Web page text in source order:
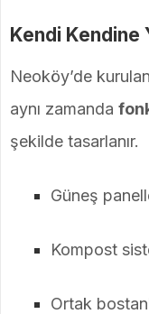
Kendi Kendine
Neoköy’de
aynı zamanda
şekilde tasarlanır.
Güneş
Kompost
Ortak